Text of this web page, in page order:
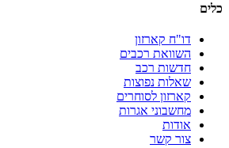
כלים
דו"ח קארזון
השוואת רכבים
חדשות רכב
שאלות נפוצות
קארזון לסוחרים
מחשבוני אגרות
אודות
צור קשר